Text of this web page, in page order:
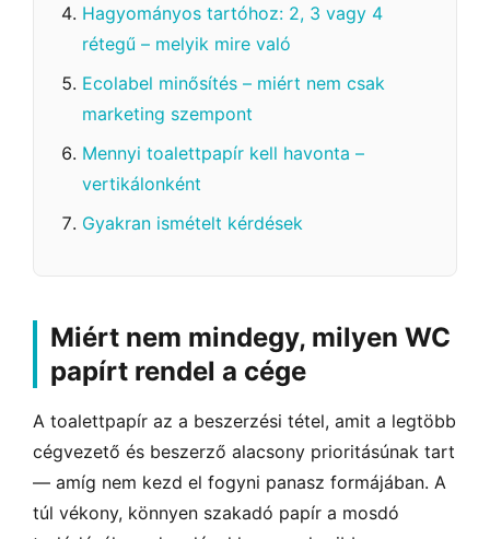
Hagyományos tartóhoz: 2, 3 vagy 4
rétegű – melyik mire való
Ecolabel minősítés – miért nem csak
marketing szempont
Mennyi toalettpapír kell havonta –
vertikálonként
Gyakran ismételt kérdések
Miért nem mindegy, milyen WC
papírt rendel a cége
A toalettpapír az a beszerzési tétel, amit a legtöbb
cégvezető és beszerző alacsony prioritásúnak tart
— amíg nem kezd el fogyni panasz formájában. A
túl vékony, könnyen szakadó papír a mosdó